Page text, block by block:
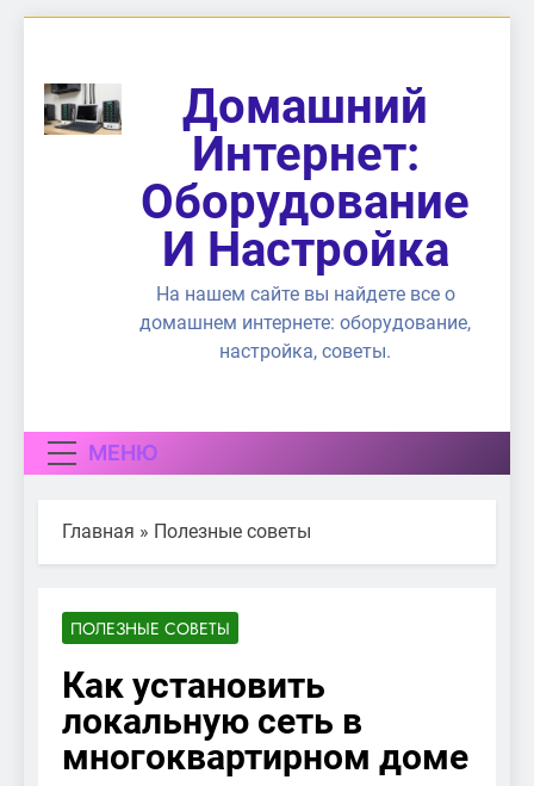
содержимому
Домашний
Интернет:
Оборудование
И Настройка
На нашем сайте вы найдете все о
домашнем интернете: оборудование,
настройка, советы.
МЕНЮ
Главная » Полезные советы
ПОЛЕЗНЫЕ СОВЕТЫ
Как установить
локальную сеть в
многоквартирном доме